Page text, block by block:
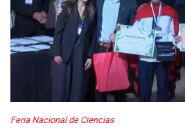
Feria Nacional de Ciencias